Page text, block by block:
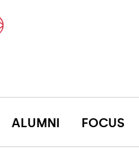
ALUMNI FOCUS